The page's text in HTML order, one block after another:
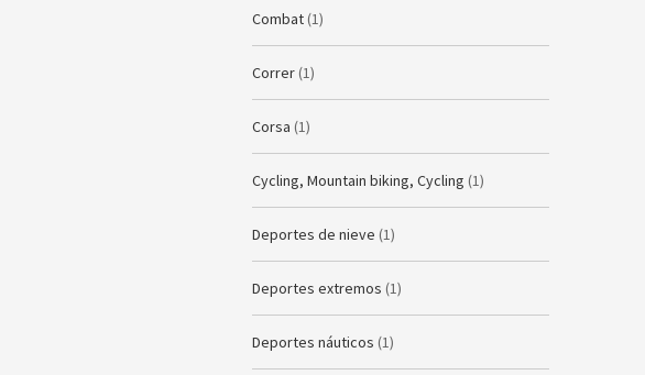
Combat (1)
Correr (1)
Corsa (1)
Cycling, Mountain biking, Cycling (1)
Deportes de nieve (1)
Deportes extremos (1)
Deportes náuticos (1)